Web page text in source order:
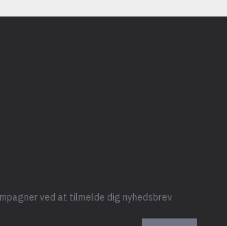
ved at tilmelde dig nyhedsbrev